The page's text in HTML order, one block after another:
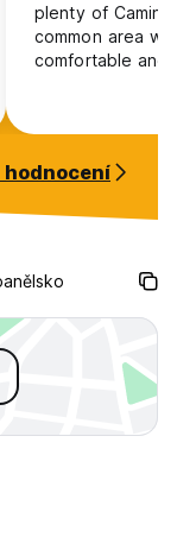
plenty of
common area
comfortable and
the staff were
hodnocení